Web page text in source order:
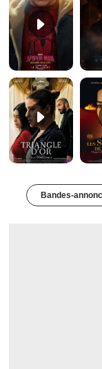
Bandes-